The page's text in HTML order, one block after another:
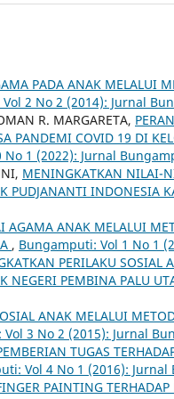
PADA ANAK MELALUI
2 No 2 (2014): Jurnal
R. MARGARETA,
PANDEMI COVID 19 DI
1 (2022): Jurnal
MENINGKATKAN NILAI-
PUDJANANTI INDONESIA
ANAK MELALUI
, Bungamputi: Vol 1 No 1
PERILAKU SOSIAL
NEGERI PEMBINA PALU
ANAK MELALUI
3 No 2 (2015): Jurnal
TUGAS
Vol 4 No 1 (2016):
PAINTING